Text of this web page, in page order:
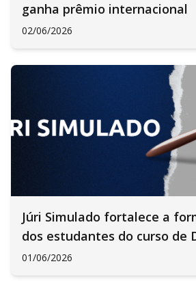
ganha prêmio internacional
02/06/2026
Júri Simulado fortalece a
dos estudantes do curso de
01/06/2026